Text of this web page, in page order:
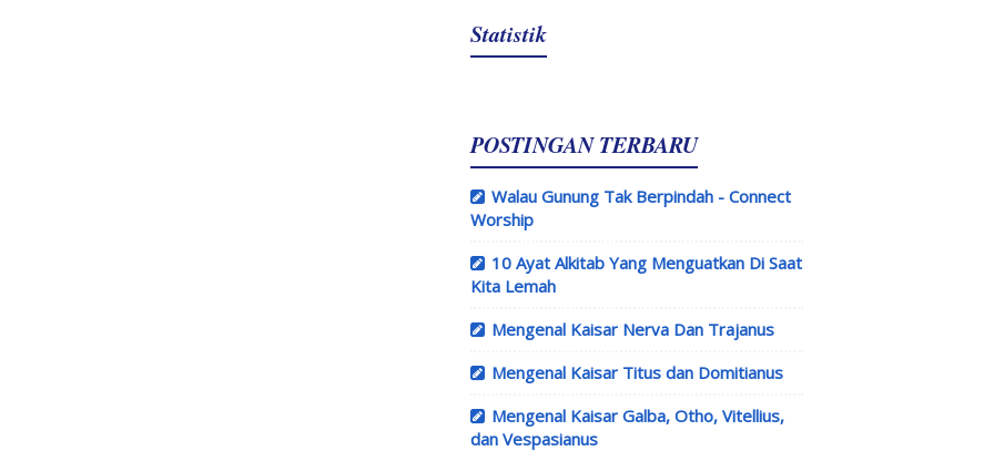
Statistik
POSTINGAN TERBARU
Walau Gunung Tak Berpindah - Connect
Worship
10 Ayat Alkitab Yang Menguatkan Di Saat
Kita Lemah
Mengenal Kaisar Nerva Dan Trajanus
Mengenal Kaisar Titus dan Domitianus
Mengenal Kaisar Galba, Otho, Vitellius,
dan Vespasianus